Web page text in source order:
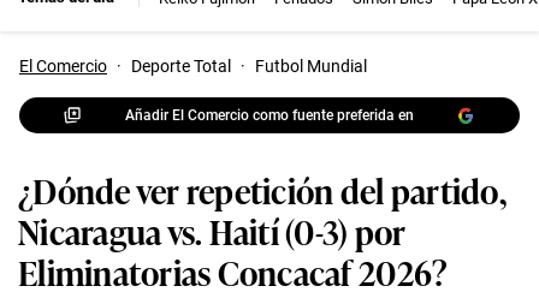
El Comercio · Deporte Total · Futbol Mundial
Añadir El Comercio como fuente preferida en
¿Dónde ver repetición del partido,
Nicaragua vs. Haití (0-3) por
Eliminatorias Concacaf 2026?